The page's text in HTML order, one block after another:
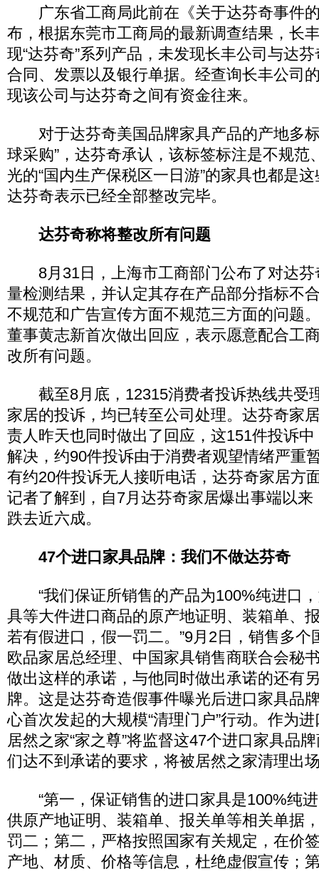
广东省工商局此前在《关于达芬奇事件
布，根据东莞市工商局的最新调查结果，长
现“达芬奇”系列产品，未发现长丰公司与达
合同、发票以及银行单据。经查询长丰公司
现该公司与达芬奇之间有资金往来。
对于达芬奇美国品牌家具产品的产地多标
球采购”，达芬奇承认，该标签标注是不规范
光的“国内生产保税区一日游”的家具也都是
达芬奇表示已经全部整改完毕。
达芬奇称将整改所有问题
8月31日，上海市工商部门公布了对达芬
量检测结果，并认定其存在产品部分指标不
不规范和广告宣传方面不规范三方面的问题
董事黄志新首次做出回应，表示愿意配合工
改所有问题。
截至8月底，12315消费者投诉热线共受
家居的投诉，均已转至公司处理。达芬奇家
责人昨天也同时做出了回应，这151件投诉
解决，约90件投诉由于消费者观望情绪严重
有约20件投诉无人接听电话，达芬奇家居方
记者了解到，自7月达芬奇家居爆出事端以
跌去近六成。
47个进口家具品牌：我们不做达芬奇
“我们保证所销售的产品为100%纯进口，
具等大件进口商品的原产地证明、装箱单、
若有假进口，假一罚二。”9月2日，销售多个
欧品家居总经理、中国家具销售商联合会秘
做出这样的承诺，与他同时做出承诺的还有
牌。这是达芬奇造假事件曝光后进口家具品
心首次发起的大规模“清理门户”行动。作为
居然之家“家之尊”将监督这47个进口家具品
们达不到承诺的要求，将被居然之家清理出
“第一，保证销售的进口家具是100%纯进
供原产地证明、装箱单、报关单等相关单据
罚二；第二，严格按照国家有关规定，在价
产地、材质、价格等信息，杜绝虚假宣传；